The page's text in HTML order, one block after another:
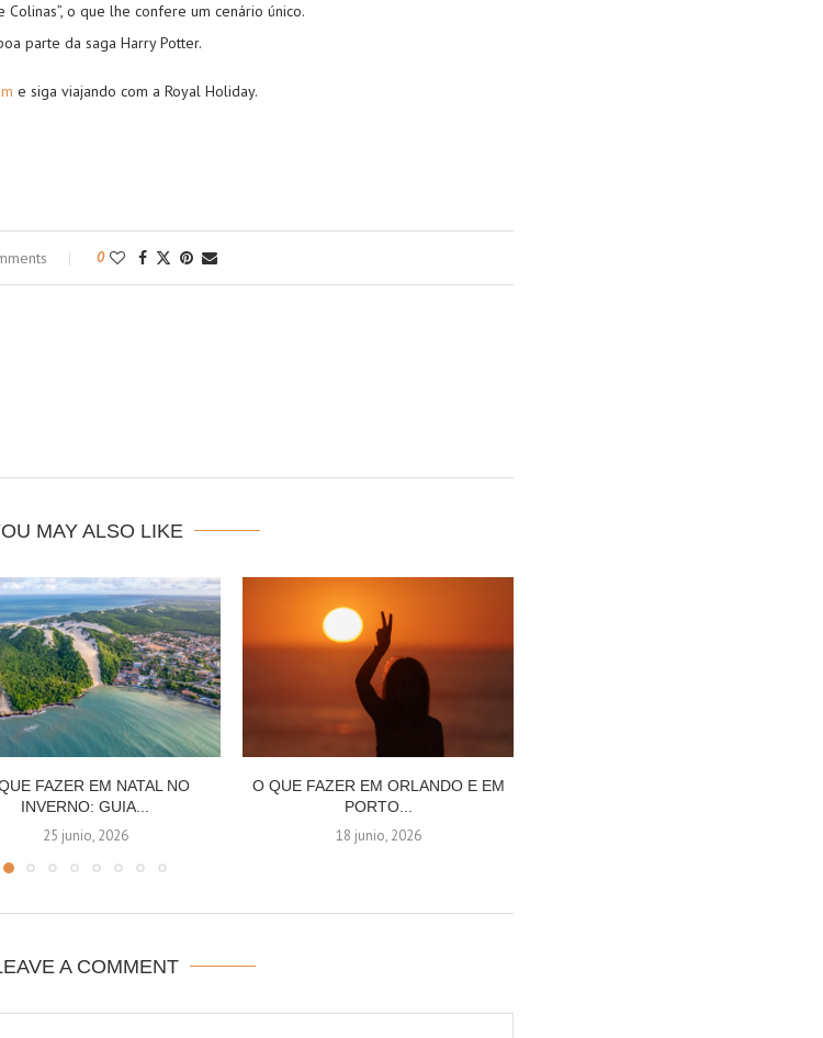
o que lhe confere um cenário único.
parte da saga Harry Potter.
e siga viajando com a Royal Holiday.
0
MAY ALSO LIKE
FAZER EM NATAL NO
INVERNO: GUIA...
25 junio, 2026
O QUE FAZER EM ORLANDO E EM
PORTO...
18 junio, 2026
A COMMENT